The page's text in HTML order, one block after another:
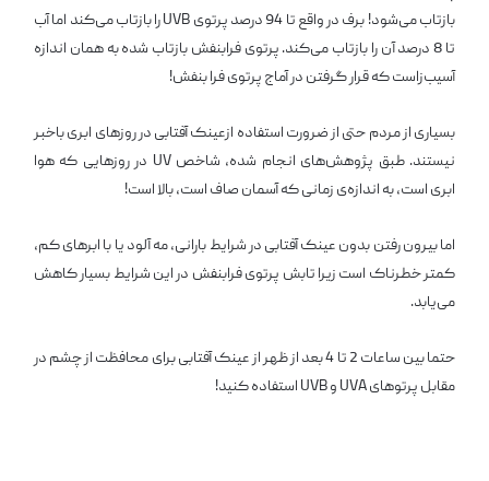
بازتاب می‌شود! برف در واقع تا 94 درصد پرتوی UVB را بازتاب می‌کند اما آب
تا 8 درصد آن را بازتاب می‌کند. پرتوی فرابنفش بازتاب شده به همان اندازه
آسیب‌زاست که قرار گرفتن در آماج پرتوی فرا بنفش!
بسیاری از مردم حتی از ضرورت استفاده ازعینک آفتابی در روزهای ابری باخبر
نیستند. طبق پژوهش‌های انجام شده، شاخص UV در روزهایی که هوا
ابری است، به اندازه‌ی زمانی که آسمان صاف است، بالا است!
اما بیرون رفتن بدون عینک آفتابی در شرایط بارانی، مه آلود یا با ابرهای کم،
کمتر خطرناک است زیرا تابش پرتوی فرابنفش در این شرایط بسیار کاهش
می‌یابد.
حتما بین ساعات 2 تا 4 بعد از ظهر از عینک آفتابی برای محافظت از چشم در
مقابل پرتوهای UVA و UVB استفاده کنید!